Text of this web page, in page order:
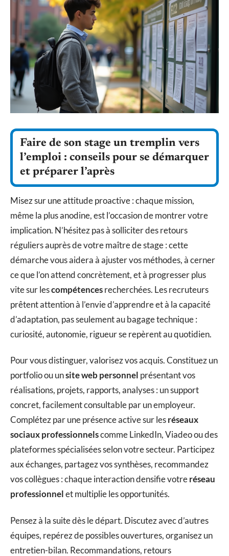
Faire de son stage un tremplin vers
l’emploi : conseils pour se démarquer
et préparer l’après
Misez sur une attitude proactive : chaque mission,
même la plus anodine, est l’occasion de montrer votre
implication. N’hésitez pas à solliciter des retours
réguliers auprès de votre maître de stage : cette
démarche vous aidera à ajuster vos méthodes, à cerner
ce que l’on attend concrètement, et à progresser plus
vite sur lescompétencesrecherchées. Les recruteurs
prêtent attention à l’envie d’apprendre et à la capacité
d’adaptation, pas seulement au bagage technique :
curiosité, autonomie, rigueur se repèrent au quotidien.
Pour vous distinguer, valorisez vos acquis. Constituez un
portfolio ou unsite web personnel présentant vos
réalisations, projets, rapports, analyses : un support
concret, facilement consultable par un employeur.
Complétez par une présence active sur lesréseaux
sociaux professionnelscomme LinkedIn, Viadeo ou des
plateformes spécialisées selon votre secteur. Participez
aux échanges, partagez vos synthèses, recommandez
vos collègues : chaque interaction densifie votreréseau
professionnelet multiplie les opportunités.
Pensez à la suite dès le départ. Discutez avec d’autres
équipes, repérez de possibles ouvertures, organisez un
entretien-bilan. Recommandations, retours